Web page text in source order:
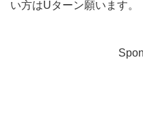
い方はUターン願います。